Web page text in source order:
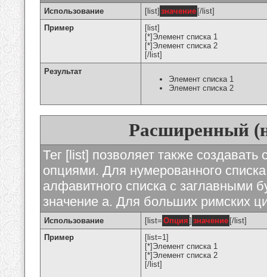
Использование [list] значение [/list]
Пример
[list]
[*]Элемент списка 1
[*]Элемент списка 2
[/list]
Результат
Элемент списка 1
Элемент списка 2
Расширенный
Тег [list] позволяет также
опциями. Для нумерованного
алфавитного списка с заглавными
значение а. Для больших римских
Использование [list= Опция ] значение [/list]
Пример
[list=1]
[*]Элемент списка 1
[*]Элемент списка 2
[/list]